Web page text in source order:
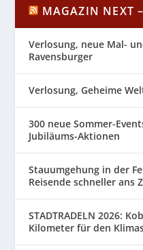
MAGAZIN NEXT
Verlosung, neue Mal-
Ravensburger
Verlosung, Geheime
300 neue Sommer-
Jubiläums-Aktionen
Stauumgehung in der
Reisende schneller ans
STADTRADELN 2026:
Kilometer für den